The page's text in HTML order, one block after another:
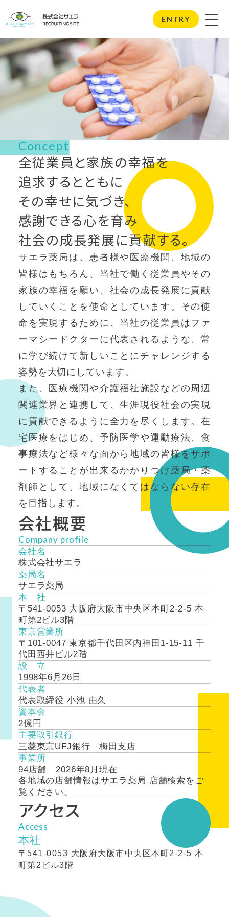
ENTRY
サエラを知る
Get to know Saera
Concept
全従業員と家族の幸福を
追求するとともに
その幸せに気づき、
感謝できる心を育み
社会の成長発展に貢献する。
サエラ薬局は、患者様や医療機関、地域の
皆様はもちろん、当社で働く従業員やその
家族の幸福を願い、社会の成長発展に貢献
していくことを使命としています。その使
命を実現するために、当社の従業員はファ
ーマシードクターに代表されるような、常
に学び続けて新しいことにチャレンジする
姿勢を大切にしています。
また、医療機関や介護福祉施設などの周辺
関連業界と連携して、生涯現役社会の実現
に貢献できるように全力を尽くします。在
宅医療をはじめ、予防医学や運動療法、食
事療法など様々な面から地域の皆様をサポ
ートすることが出来るかかりつけ薬局・薬
剤師として、地域になくてはならない存在
を目指します。
会社概要
Company profile
会社名
株式会社サエラ
薬局名
サエラ薬局
本 社
〒541-0053 大阪府大阪市中央区本町2-2-5 本
町第2ビル3階
東京営業所
〒101-0047 東京都千代田区内神田1-15-11 千
代田西井ビル2階
設 立
1998年6月26日
代表者
代表取締役 小池 由久
資本金
2億円
主要取引銀行
三菱東京UFJ銀行 梅田支店
事業所
94店舗 2026年8月現在
各地域の店舗情報はサエラ薬局 店舗検索をご
覧ください。
アクセス
Access
本社
〒541-0053 大阪府大阪市中央区本町2-2-5 本
町第2ビル3階